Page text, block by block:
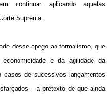
continuar aplicando aquelas
Suprema.
desse apego ao formalismo, que
e da agilidade da
casos de sucessivos lançamentos
– a pretexto de que ainda